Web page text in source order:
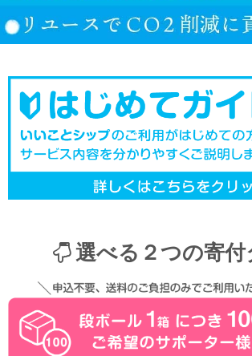
選べる２つの寄